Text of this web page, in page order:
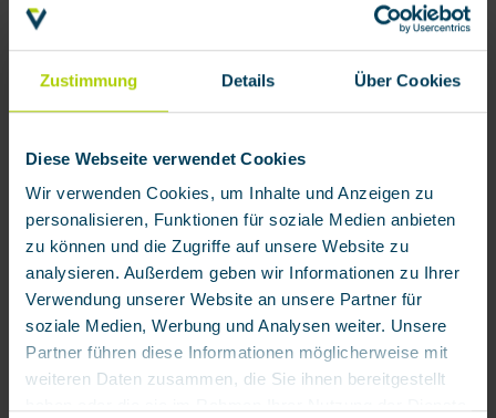
Zustimmung Details Über Cookies
Diese Webseite verwendet Cookies
Wir verwenden Cookies, um Inhalte und Anzeigen zu
personalisieren, Funktionen für soziale Medien anbieten
zu können und die Zugriffe auf unsere Website zu
analysieren. Außerdem geben wir Informationen zu Ihrer
Verwendung unserer Website an unsere Partner für
soziale Medien, Werbung und Analysen weiter. Unsere
Partner führen diese Informationen möglicherweise mit
weiteren Daten zusammen, die Sie ihnen bereitgestellt
Grundgerät mit Gürtelgarnitur, Zugentlastung und
Überdruck-Lungenautomat
4500PL/A
Lungenautomat 4500PL/A
Grundgerät mit Gürtelgarnitur, Zugentlastung und
Warneinrichtung